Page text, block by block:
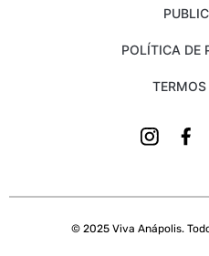
POLÍTICA DE
TERMOS
© 2025 Viva Anápolis.